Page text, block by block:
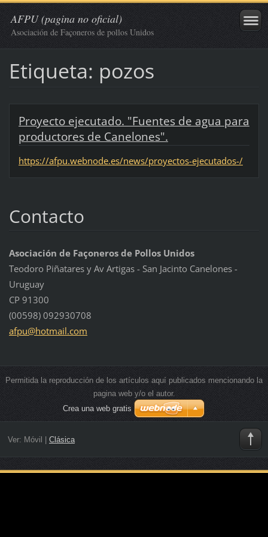
AFPU (pagina no oficial)
Asociación de Façoneros de pollos Unidos
Etiqueta: pozos
Proyecto ejecutado. "Fuentes de agua para
productores de Canelones".
https://afpu.webnode.es/news/proyectos-ejecutados-/
Contacto
Asociación de Façoneros de Pollos Unidos
Teodoro Piñatares y Av Artigas - San Jacinto Canelones -
Uruguay
CP 91300
(00598) 092930708
afpu@hotmail.com
Permitida la reproducción de los artículos aquí publicados mencionando la
pagina web y/o el autor.
Crea una web gratis
Ver: Móvil Clásica